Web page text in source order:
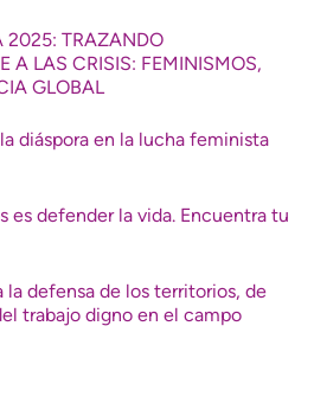
2025: TRAZANDO
A LAS CRISIS: FEMINISMOS,
GLOBAL
diáspora en la lucha feminista
es defender la vida. Encuentra tu
la defensa de los territorios, de
trabajo digno en el campo